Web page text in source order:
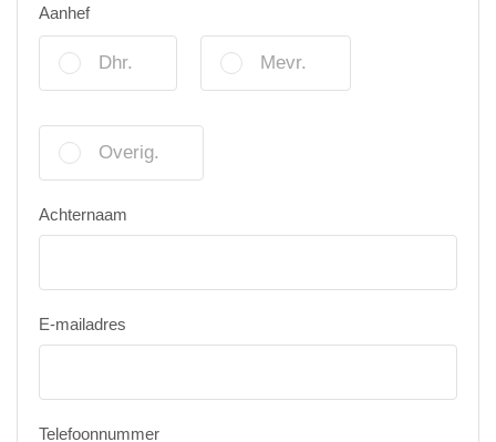
Aanhef
Dhr. Mevr.
Overig.
Achternaam
E-mailadres
Telefoonnummer